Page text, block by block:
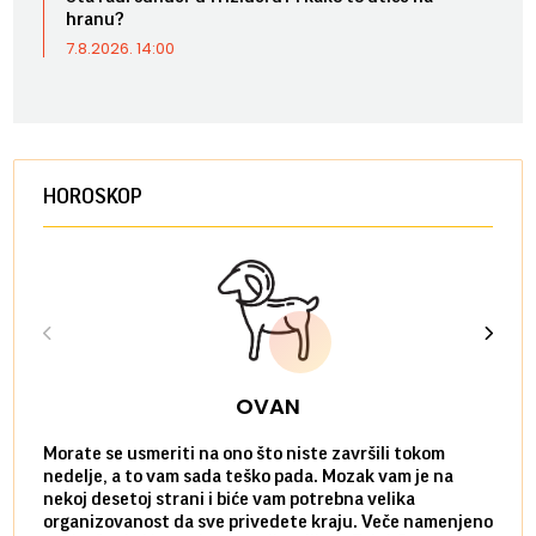
hranu?
7.8.2026. 14:00
HOROSKOP
OVAN
Morate se usmeriti na ono što niste završili tokom
nedelje, a to vam sada teško pada. Mozak vam je na
nekoj desetoj strani i biće vam potrebna velika
organizovanost da sve privedete kraju. Veče namenjeno